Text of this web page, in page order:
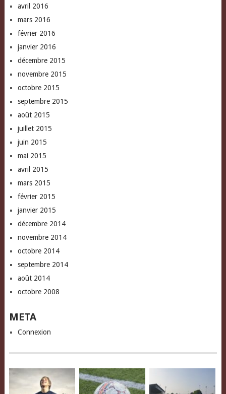
avril 2016
mars 2016
février 2016
janvier 2016
décembre 2015
novembre 2015
octobre 2015
septembre 2015
août 2015
juillet 2015
juin 2015
mai 2015
avril 2015
mars 2015
février 2015
janvier 2015
décembre 2014
novembre 2014
octobre 2014
septembre 2014
août 2014
octobre 2008
META
Connexion